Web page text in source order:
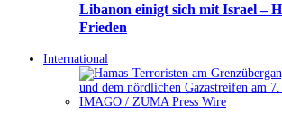
Libanon einigt sich mit Israel –
Frieden
International